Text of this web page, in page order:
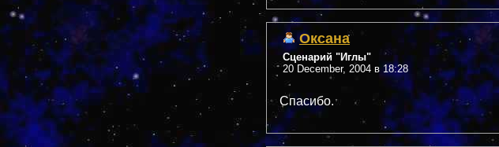
Оксана
Сценарий "Иглы"
20 December, 2004 в 18:28
Спасибо.